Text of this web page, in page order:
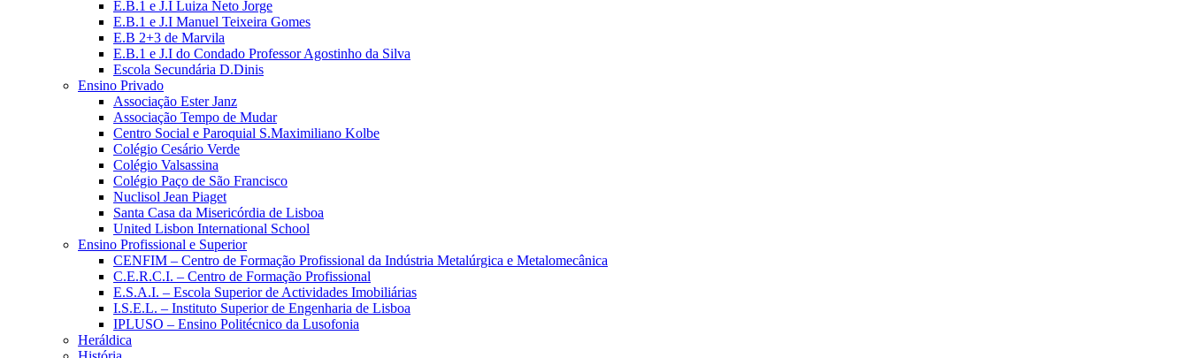
E.B.1 e J.I Luiza Neto Jorge
E.B.1 e J.I Manuel Teixeira Gomes
E.B 2+3 de Marvila
E.B.1 e J.I do Condado Professor Agostinho da Silva
Escola Secundária D.Dinis
Ensino Privado
Associação Ester Janz
Associação Tempo de Mudar
Centro Social e Paroquial S.Maximiliano Kolbe
Colégio Cesário Verde
Colégio Valsassina
Colégio Paço de São Francisco
Nuclisol Jean Piaget
Santa Casa da Misericórdia de Lisboa
United Lisbon International School
Ensino Profissional e Superior
CENFIM – Centro de Formação Profissional da Indústria Metalúrgica e Metalomecânica
C.E.R.C.I. – Centro de Formação Profissional
E.S.A.I. – Escola Superior de Actividades Imobiliárias
I.S.E.L. – Instituto Superior de Engenharia de Lisboa
IPLUSO – Ensino Politécnico da Lusofonia
Heráldica